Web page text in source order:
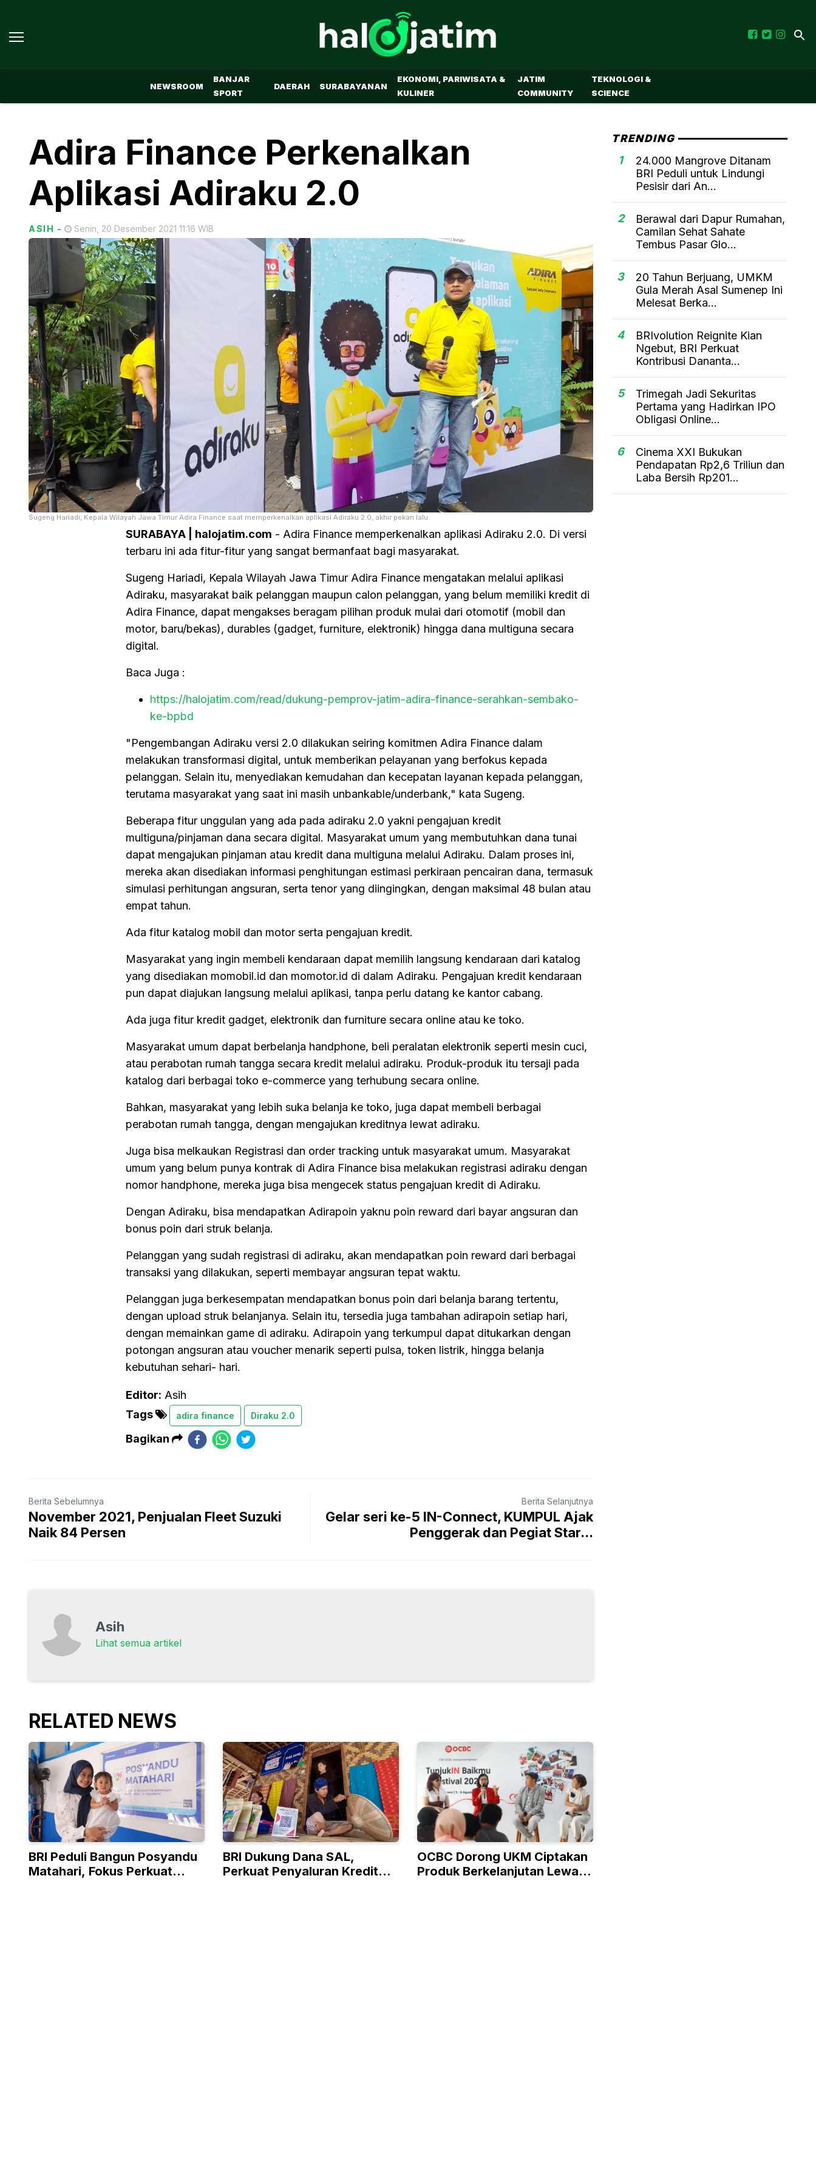
NEWSROOM
BANJAR
SPORT
DAERAH SURABAYANAN
EKONOMI, PARIWISATA &
KULINER
JATIM
COMMUNITY
TEKNOLOGI &
SCIENCE
Adira Finance Perkenalkan
Aplikasi Adiraku 2.0
ASIH - Senin, 20 Desember 2021 11:16 WIB
Sugeng Hariadi, Kepala Wilayah Jawa Timur Adira Finance saat memperkenalkan aplikasi Adiraku 2.0, akhir pekan lalu.
SURABAYA | halojatim.com - Adira Finance memperkenalkan aplikasi Adiraku 2.0. Di versi
terbaru ini ada fitur-fitur yang sangat bermanfaat bagi masyarakat.
Sugeng Hariadi, Kepala Wilayah Jawa Timur Adira Finance mengatakan melalui aplikasi
Adiraku, masyarakat baik pelanggan maupun calon pelanggan, yang belum memiliki kredit di
Adira Finance, dapat mengakses beragam pilihan produk mulai dari otomotif (mobil dan
motor, baru/bekas), durables (gadget, furniture, elektronik) hingga dana multiguna secara
digital.
Baca Juga :
https://halojatim.com/read/dukung-pemprov-jatim-adira-finance-serahkan-sembako-
ke-bpbd
"Pengembangan Adiraku versi 2.0 dilakukan seiring komitmen Adira Finance dalam
melakukan transformasi digital, untuk memberikan pelayanan yang berfokus kepada
pelanggan. Selain itu, menyediakan kemudahan dan kecepatan layanan kepada pelanggan,
terutama masyarakat yang saat ini masih unbankable/underbank," kata Sugeng.
Beberapa fitur unggulan yang ada pada adiraku 2.0 yakni pengajuan kredit
multiguna/pinjaman dana secara digital. Masyarakat umum yang membutuhkan dana tunai
dapat mengajukan pinjaman atau kredit dana multiguna melalui Adiraku. Dalam proses ini,
mereka akan disediakan informasi penghitungan estimasi perkiraan pencairan dana, termasuk
simulasi perhitungan angsuran, serta tenor yang diingingkan, dengan maksimal 48 bulan atau
empat tahun.
Ada fitur katalog mobil dan motor serta pengajuan kredit.
Masyarakat yang ingin membeli kendaraan dapat memilih langsung kendaraan dari katalog
yang disediakan momobil.id dan momotor.id di dalam Adiraku. Pengajuan kredit kendaraan
pun dapat diajukan langsung melalui aplikasi, tanpa perlu datang ke kantor cabang.
Ada juga fitur kredit gadget, elektronik dan furniture secara online atau ke toko.
Masyarakat umum dapat berbelanja handphone, beli peralatan elektronik seperti mesin cuci,
atau perabotan rumah tangga secara kredit melalui adiraku. Produk-produk itu tersaji pada
katalog dari berbagai toko e-commerce yang terhubung secara online.
Bahkan, masyarakat yang lebih suka belanja ke toko, juga dapat membeli berbagai
perabotan rumah tangga, dengan mengajukan kreditnya lewat adiraku.
Juga bisa melkaukan Registrasi dan order tracking untuk masyarakat umum. Masyarakat
umum yang belum punya kontrak di Adira Finance bisa melakukan registrasi adiraku dengan
nomor handphone, mereka juga bisa mengecek status pengajuan kredit di Adiraku.
Dengan Adiraku, bisa mendapatkan Adirapoin yaknu poin reward dari bayar angsuran dan
bonus poin dari struk belanja.
Pelanggan yang sudah registrasi di adiraku, akan mendapatkan poin reward dari berbagai
transaksi yang dilakukan, seperti membayar angsuran tepat waktu.
Pelanggan juga berkesempatan mendapatkan bonus poin dari belanja barang tertentu,
dengan upload struk belanjanya. Selain itu, tersedia juga tambahan adirapoin setiap hari,
dengan memainkan game di adiraku. Adirapoin yang terkumpul dapat ditukarkan dengan
potongan angsuran atau voucher menarik seperti pulsa, token listrik, hingga belanja
kebutuhan sehari- hari.
Editor: Asih
Tags
adira finance Diraku 2.0
Bagikan
Berita Sebelumnya
November 2021, Penjualan Fleet Suzuki
Naik 84 Persen
Berita Selanjutnya
Gelar seri ke-5 IN-Connect, KUMPUL Ajak
Penggerak dan Pegiat Star...
Asih
Lihat semua artikel
RELATED NEWS
BRI Peduli Bangun Posyandu
Matahari, Fokus Perkuat
BRI Dukung Dana SAL,
Perkuat Penyaluran Kredit
OCBC Dorong UKM Ciptakan
Produk Berkelanjutan Lewat
TRENDING
1
24.000 Mangrove Ditanam
BRI Peduli untuk Lindungi
Pesisir dari An...
2
Berawal dari Dapur Rumahan,
Camilan Sehat Sahate
Tembus Pasar Glo...
3
20 Tahun Berjuang, UMKM
Gula Merah Asal Sumenep Ini
Melesat Berka...
4
BRIvolution Reignite Kian
Ngebut, BRI Perkuat
Kontribusi Dananta...
5
Trimegah Jadi Sekuritas
Pertama yang Hadirkan IPO
Obligasi Online...
6
Cinema XXI Bukukan
Pendapatan Rp2,6 Triliun dan
Laba Bersih Rp201...